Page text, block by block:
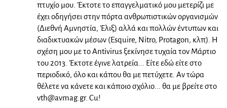
πτυχίο μου. Έκτοτε το επαγγελματικό μου μετερίζι με
έχει οδηγήσει στην πόρτα ανθρωπιστικών οργανισμών
(Διεθνή Αμνηστία, Έλιξ) αλλά και πολλών έντυπων και
διαδικτυακών μέσων (Esquire, Nitro, Protagon, κλπ). Η
σχέση μου με το Antivirus ξεκίνησε τυχαία τον Μάρτιο
του 2013. Έκτοτε έγινε λατρεία... Είτε εδώ είτε στο
περιοδικό, όλο και κάπου θα με πετύχετε. Αν τώρα
θέλετε να κάνετε και κάποιο σχόλιο... θα με βρείτε στο
vth@avmag.gr. Cu!